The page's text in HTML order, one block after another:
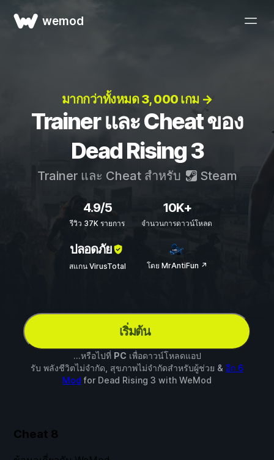
wemod
มากกว่าทั้งหมด 3, 000 เกม →
Trainer และ Cheat ของ
Dead Rising 3
Trainer และ Cheat สำหรับ Steam
4.9/5
รีวิว 37K รายการ
10K+
จำนวนการดาวน์โหลด
ปลอดภัย
สแกน VirusTotal โดย MrAntiFun ↗
เริ่มต้น
...หรือไปที่ PC เพื่อดาวน์โหลดแอป
รับ พลังชีวิตไม่จำกัด, สุขภาพไม่จำกัดสำหรับผู้ช่วย & อีก 6
Mod for Dead Rising 3 with WeMod
Cheat 8